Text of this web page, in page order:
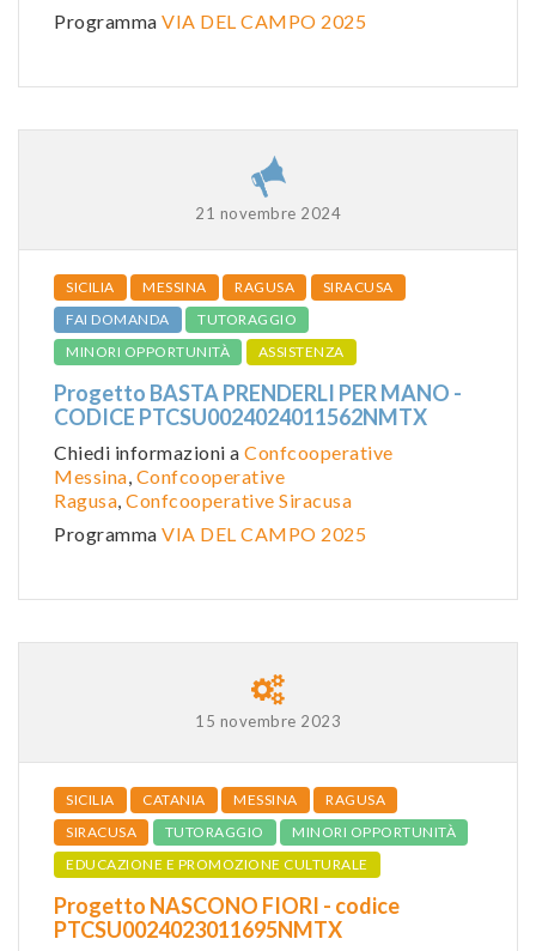
Programma VIA DEL CAMPO 2025
21 novembre 2024
SICILIA MESSINA RAGUSA
SIRACUSA
FAI DOMANDA
TUTORAGGIO
MINORI OPPORTUNITÀ
ASSISTENZA
Progetto BASTA PRENDERLI PER MANO -
CODICE PTCSU0024024011562NMTX
Chiedi informazioni a Confcooperative
Messina, Confcooperative
Ragusa, Confcooperative Siracusa
Programma VIA DEL CAMPO 2025
15 novembre 2023
SICILIA CATANIA MESSINA
RAGUSA
SIRACUSA
TUTORAGGIO
MINORI OPPORTUNITÀ
EDUCAZIONE E PROMOZIONE CULTURALE
Progetto NASCONO FIORI - codice
PTCSU0024023011695NMTX